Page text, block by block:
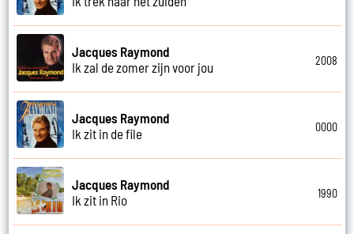
Jacques Raymond
Ik zal de zomer zijn voor jou
2008
Jacques Raymond
Ik zit in de file
0000
Jacques Raymond
Ik zit in Rio
1990